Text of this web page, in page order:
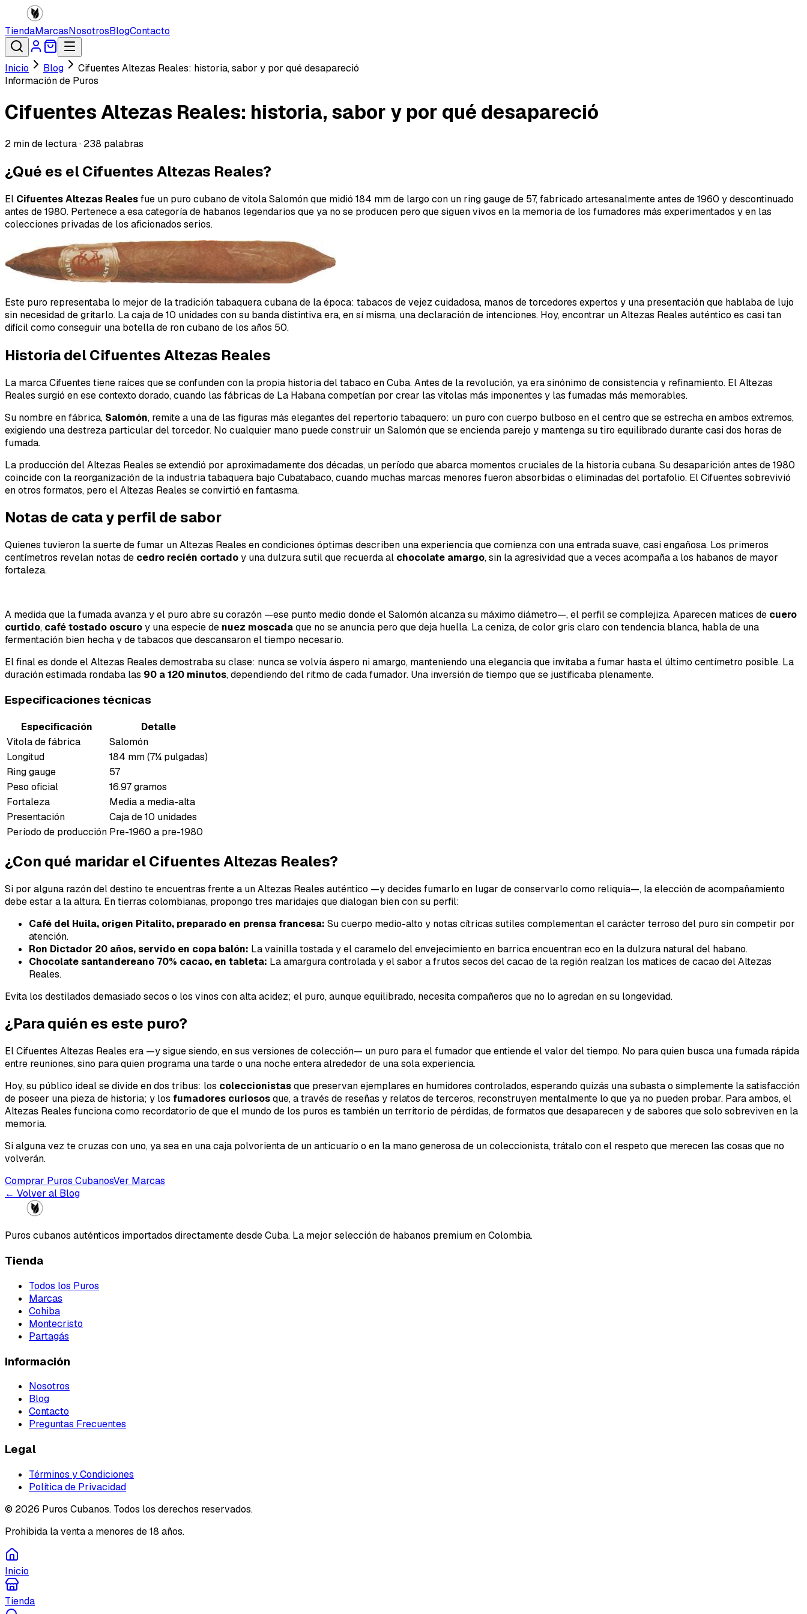
TiendaMarcasNosotrosBlogContacto
Inicio Blog
Cifuentes Altezas Reales: historia, sabor y por qué desapareció
Información de Puros
Cifuentes Altezas Reales: historia, sabor y por qué desapareció
2 min de lectura · 238 palabras
¿Qué es el Cifuentes Altezas Reales?
El Cifuentes Altezas Realesfue un puro cubano de vitola Salomón que midió 184 mm de largo con un ring gauge de 57, fabricado artesanalmente antes de 1960 y descontinuado
antes de 1980. Pertenece a esa categoría de habanos legendarios que ya no se producen pero que siguen vivos en la memoria de los fumadores más experimentados y en las
colecciones privadas de los aficionados serios.
Este puro representaba lo mejor de la tradición tabaquera cubana de la época: tabacos de vejez cuidadosa, manos de torcedores expertos y una presentación que hablaba de lujo
sin necesidad de gritarlo. La caja de 10 unidades con su banda distintiva era, en sí misma, una declaración de intenciones. Hoy, encontrar un Altezas Reales auténtico es casi tan
difícil como conseguir una botella de ron cubano de los años 50.
Historia del Cifuentes Altezas Reales
La marca Cifuentes tiene raíces que se confunden con la propia historia del tabaco en Cuba. Antes de la revolución, ya era sinónimo de consistencia y refinamiento. El Altezas
Reales surgió en ese contexto dorado, cuando las fábricas de La Habana competían por crear las vitolas más imponentes y las fumadas más memorables.
Su nombre en fábrica, Salomón, remite a una de las figuras más elegantes del repertorio tabaquero: un puro con cuerpo bulboso en el centro que se estrecha en ambos extremos,
exigiendo una destreza particular del torcedor. No cualquier mano puede construir un Salomón que se encienda parejo y mantenga su tiro equilibrado durante casi dos horas de
fumada.
La producción del Altezas Reales se extendió por aproximadamente dos décadas, un período que abarca momentos cruciales de la historia cubana. Su desaparición antes de 1980
coincide con la reorganización de la industria tabaquera bajo Cubatabaco, cuando muchas marcas menores fueron absorbidas o eliminadas del portafolio. El Cifuentes sobrevivió
en otros formatos, pero el Altezas Reales se convirtió en fantasma.
Notas de cata y perfil de sabor
Quienes tuvieron la suerte de fumar un Altezas Reales en condiciones óptimas describen una experiencia que comienza con una entrada suave, casi engañosa. Los primeros
centímetros revelan notas de cedro recién cortadoy una dulzura sutil que recuerda al chocolate amargo, sin la agresividad que a veces acompaña a los habanos de mayor
fortaleza.
A medida que la fumada avanza y el puro abre su corazón —ese punto medio donde el Salomón alcanza su máximo diámetro—, el perfil se complejiza. Aparecen matices de cuero
curtido, café tostado oscuroy una especie de nuez moscadaque no se anuncia pero que deja huella. La ceniza, de color gris claro con tendencia blanca, habla de una
fermentación bien hecha y de tabacos que descansaron el tiempo necesario.
El final es donde el Altezas Reales demostraba su clase: nunca se volvía áspero ni amargo, manteniendo una elegancia que invitaba a fumar hasta el último centímetro posible. La
duración estimada rondaba las 90 a 120 minutos, dependiendo del ritmo de cada fumador. Una inversión de tiempo que se justificaba plenamente.
Especificaciones técnicas
Especificación
Detalle
Vitola de fábrica
Salomón
Longitud
184 mm (7¼ pulgadas)
Ring gauge
57
Peso oficial
16.97 gramos
Fortaleza
Media a media-alta
Presentación
Caja de 10 unidades
Período de producción Pre-1960 a pre-1980
¿Con qué maridar el Cifuentes Altezas Reales?
Si por alguna razón del destino te encuentras frente a un Altezas Reales auténtico —y decides fumarlo en lugar de conservarlo como reliquia—, la elección de acompañamiento
debe estar a la altura. En tierras colombianas, propongo tres maridajes que dialogan bien con su perfil:
Café del Huila, origen Pitalito, preparado en prensa francesa: Su cuerpo medio-alto y notas cítricas sutiles complementan el carácter terroso del puro sin competir por
atención.
Ron Dictador 20 años, servido en copa balón: La vainilla tostada y el caramelo del envejecimiento en barrica encuentran eco en la dulzura natural del habano.
Chocolate santandereano 70% cacao, en tableta: La amargura controlada y el sabor a frutos secos del cacao de la región realzan los matices de cacao del Altezas
Reales.
Evita los destilados demasiado secos o los vinos con alta acidez; el puro, aunque equilibrado, necesita compañeros que no lo agredan en su longevidad.
¿Para quién es este puro?
El Cifuentes Altezas Reales era —y sigue siendo, en sus versiones de colección— un puro para el fumador que entiende el valor del tiempo. No para quien busca una fumada rápida
entre reuniones, sino para quien programa una tarde o una noche entera alrededor de una sola experiencia.
Hoy, su público ideal se divide en dos tribus: los coleccionistasque preservan ejemplares en humidores controlados, esperando quizás una subasta o simplemente la satisfacción
de poseer una pieza de historia; y los fumadores curiososque, a través de reseñas y relatos de terceros, reconstruyen mentalmente lo que ya no pueden probar. Para ambos, el
Altezas Reales funciona como recordatorio de que el mundo de los puros es también un territorio de pérdidas, de formatos que desaparecen y de sabores que solo sobreviven en la
memoria.
Si alguna vez te cruzas con uno, ya sea en una caja polvorienta de un anticuario o en la mano generosa de un coleccionista, trátalo con el respeto que merecen las cosas que no
volverán.
Comprar Puros CubanosVer Marcas
← Volver al Blog
Puros cubanos auténticos importados directamente desde Cuba. La mejor selección de habanos premium en Colombia.
Tienda
Todos los Puros
Marcas
Cohiba
Montecristo
Partagás
Información
Nosotros
Blog
Contacto
Preguntas Frecuentes
Legal
Términos y Condiciones
Política de Privacidad
© 2026 Puros Cubanos. Todos los derechos reservados.
Prohibida la venta a menores de 18 años.
Inicio
Tienda